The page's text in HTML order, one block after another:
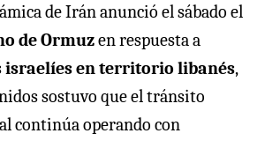
de Irán anunció el sábado el
de Ormuzen respuesta a
israelíes en territorio libanés,
sostuvo que el tránsito
continúa operando con